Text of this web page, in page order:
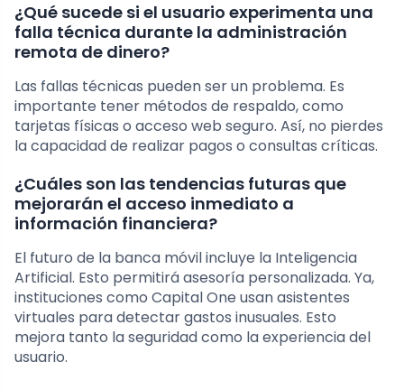
¿Qué sucede si el usuario experimenta una
falla técnica durante la administración
remota de dinero?
Las fallas técnicas pueden ser un problema. Es
importante tener métodos de respaldo, como
tarjetas físicas o acceso web seguro. Así, no pierdes
la capacidad de realizar pagos o consultas críticas.
¿Cuáles son las tendencias futuras que
mejorarán el acceso inmediato a
información financiera?
El futuro de la banca móvil incluye la Inteligencia
Artificial. Esto permitirá asesoría personalizada. Ya,
instituciones como Capital One usan asistentes
virtuales para detectar gastos inusuales. Esto
mejora tanto la seguridad como la experiencia del
usuario.